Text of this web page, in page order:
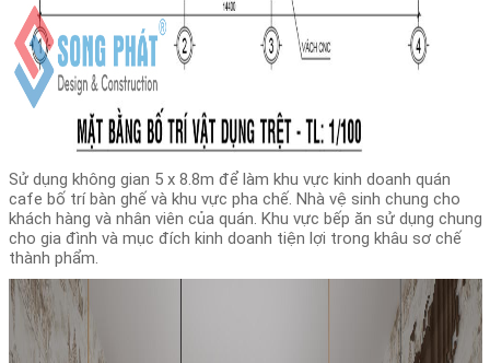
Sử dụng không gian 5 x 8.8m để làm khu vực kinh doanh quán
cafe bố trí bàn ghế và khu vực pha chế. Nhà vệ sinh chung cho
khách hàng và nhân viên của quán. Khu vực bếp ăn sử dụng chung
cho gia đình và mục đích kinh doanh tiện lợi trong khâu sơ chế
thành phẩm.